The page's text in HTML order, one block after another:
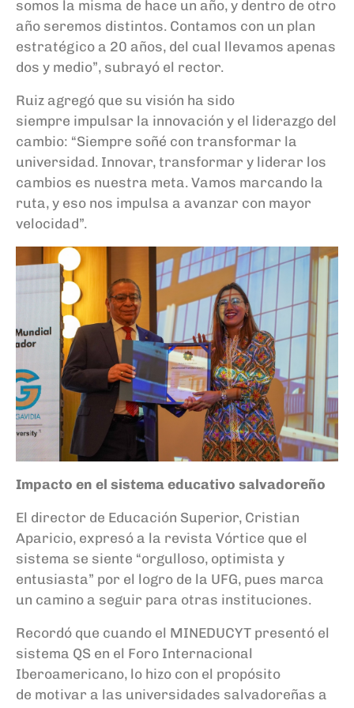
somos la misma de hace un año, y dentro de otro
año seremos distintos. Contamos con un plan
estratégico a 20 años, del cual llevamos apenas
dos y medio”, subrayó el rector.
Ruiz agregó que su visión ha sido
siempre impulsar la innovación y el liderazgo del
cambio: “Siempre soñé con transformar la
universidad. Innovar, transformar y liderar los
cambios es nuestra meta. Vamos marcando la
ruta, y eso nos impulsa a avanzar con mayor
velocidad”.
Impacto en el sistema educativo salvadoreño
El director de Educación Superior, Cristian
Aparicio, expresó a la revista Vórtice que el
sistema se siente “orgulloso, optimista y
entusiasta” por el logro de la UFG, pues marca
un camino a seguir para otras instituciones.
Recordó que cuando el MINEDUCYT presentó el
sistema QS en el Foro Internacional
Iberoamericano, lo hizo con el propósito
de motivar a las universidades salvadoreñas a